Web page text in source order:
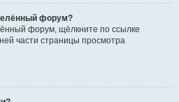
форум?
форум, щёлкните по ссылке
части страницы просмотра